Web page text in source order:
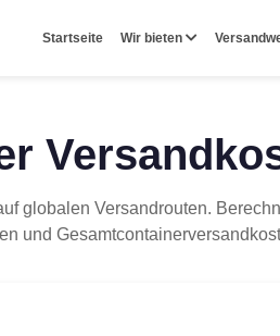
Startseite Wir bieten
globalen Versandrouten.
und